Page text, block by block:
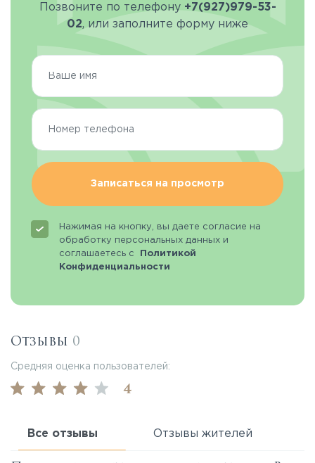
Позвоните по телефону +7(927)979-53-
02, или заполните форму ниже
Записаться на просмотр
Нажимая на кнопку, вы даете согласие на
обработку персональных данных и
соглашаетесь с
Политикой
Конфиденциальности
Отзывы 0
Средняя оценка пользователей:
4
Все отзывы Отзывы жителей